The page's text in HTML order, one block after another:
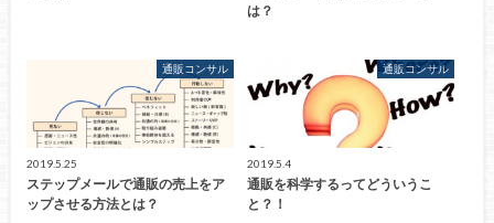
は？
通販コンサル
2019.5.25
ステップメールで通販の売上をア
ップさせる方法とは？
通販コンサル
2019.5.4
通販を科学するってどういうこ
と？！